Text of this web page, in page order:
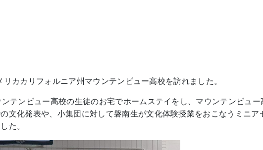
リカカリフォルニア州マウンテンビュー高校を訪れました。
テンビュー高校の生徒のお宅でホームステイをし、マウンテンビュ
文化発表や、小集団に対して磐南生が文化体験授業をおこなうミニア
た。